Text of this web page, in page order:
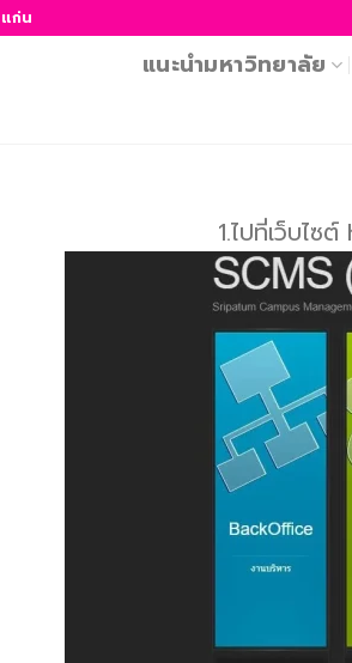
ก่น
แนะนำมหาวิทยาลัย
1.ไปที่เว็บไ